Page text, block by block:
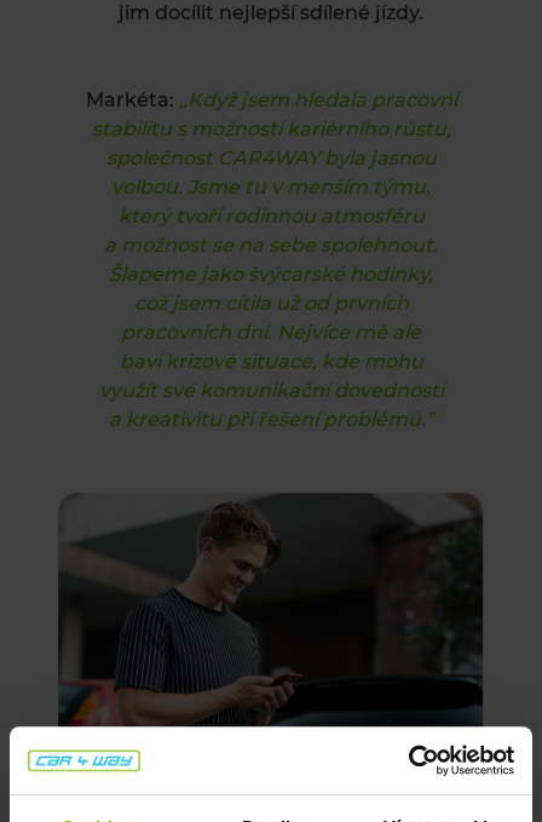
jim docílit nejlepšísdílené jízdy.
Markéta: „Když jsem hledala pracovní
stabilitu s možností kariérního růstu,
společnost CAR4WAY byla jasnou
volbou. Jsme tu v menším týmu,
který tvoří rodinnou atmosféru
a možnost se na sebe spolehnout.
Šlapeme jako švýcarské hodinky,
což jsem cítila už od prvních
pracovních dní. Nejvíce mě ale
baví krizové situace, kde mohu
využít své komunikační dovednosti
a kreativitu při řešení problémů.”